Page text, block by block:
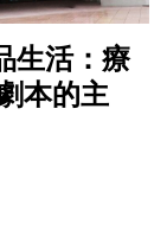
生活：療
本的主